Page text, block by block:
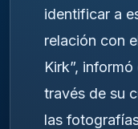
identificar a
relación con
Kirk”, informó
través de su
las